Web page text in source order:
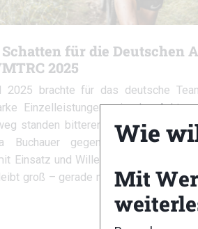
für die Deutschen
2025
2025 brachte für das deutsche
Einzelleistungen wie der
standen bitteren Momenten wie
Buchauer gegenüber. Zwar
Einsatz und Willenskraft, doch der
groß – gerade nach den starken
Wie
Mit